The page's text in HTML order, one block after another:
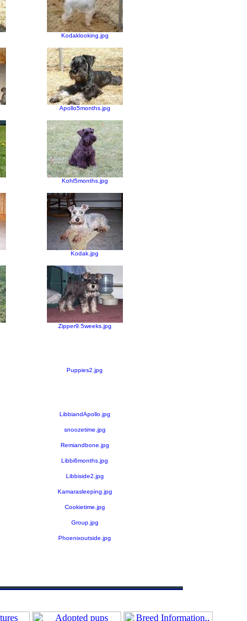
Kodaklooking.jpg
Apollo5months.jpg
Kohl5months.jpg
Kodak.jpg
Zipper9.5weeks.jpg
Puppies2.jpg
LibbiandApollo.jpg
snoozetime.jpg
Remiandbone.jpg
Libbi6months.jpg
Libbiside2.jpg
Kamarasleeping.jpg
Cookietime.jpg
Group.jpg
Phoenixoutside.jpg